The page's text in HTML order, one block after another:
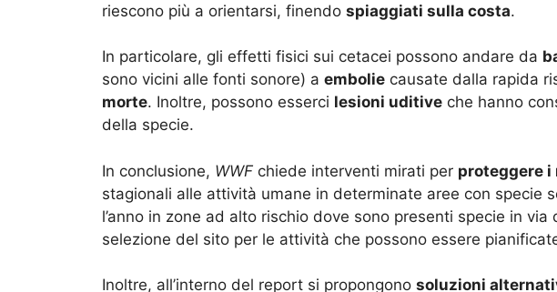
riescono più a orientarsi, finendo spiaggiati sulla costa.
In particolare, gli effetti fisici sui cetacei possono andare da
sono vicini alle fonti sonore) a embolie causate dalla rapida
morte. Inoltre, possono esserci lesioni uditive che hanno
della specie.
In conclusione, WWF chiede interventi mirati per proteggere
stagionali alle attività umane in determinate aree con specie
l’anno in zone ad alto rischio dove sono presenti specie in
selezione del sito per le attività che possono essere
Inoltre, all’interno del report si propongono soluzioni